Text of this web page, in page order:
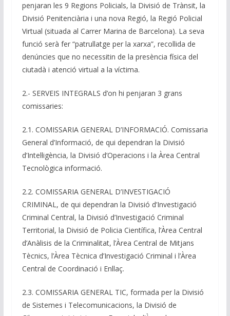
penjaran les 9 Regions Policials, la Divisió de Trànsit, la
Divisió Penitenciària i una nova Regió, la Regió Policial
Virtual (situada al Carrer Marina de Barcelona). La seva
funció serà fer “patrullatge per la xarxa”, recollida de
denúncies que no necessitin de la presència física del
ciutadà i atenció virtual a la víctima.
2.- SERVEIS INTEGRALS d’on hi penjaran 3 grans
comissaries:
2.1. COMISSARIA GENERAL D’INFORMACIÓ. Comissaria
General d’Informació, de qui dependran la Divisió
d’Intel·ligència, la Divisió d’Operacions i la Àrea Central
Tecnològica informació.
2.2. COMISSARIA GENERAL D’INVESTIGACIÓ
CRIMINAL, de qui dependran la Divisió d’Investigació
Criminal Central, la Divisió d’Investigació Criminal
Territorial, la Divisió de Policia Científica, l’Àrea Central
d’Anàlisis de la Criminalitat, l’Àrea Central de Mitjans
Tècnics, l’Àrea Tècnica d’Investigació Criminal i l’Àrea
Central de Coordinació i Enllaç.
2.3. COMISSARIA GENERAL TIC, formada per la Divisió
de Sistemes i Telecomunicacions, la Divisió de